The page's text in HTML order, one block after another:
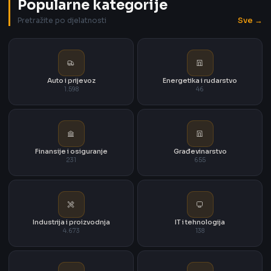
Popularne kategorije
Pretražite po djelatnosti Sve →
Auto i prijevoz
1.598
Energetika i rudarstvo
46
Finansije i osiguranje
231
Građevinarstvo
655
Industrija i proizvodnja
4.673
IT i tehnologija
138